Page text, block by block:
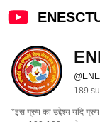
189
*इस ग्रुप का उद्देश्य यदि